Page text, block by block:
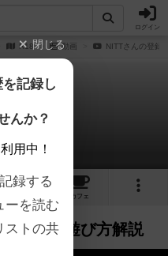
ログイン
R18 動画 NITTさんの登録
解説
12
カフェ
前 PV・遊び方解説
閉じる
記録し
んか？
用中！
録する
ーを読む
ストの共